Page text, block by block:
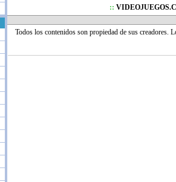
::
Todos los contenidos son propiedad de sus creadores.